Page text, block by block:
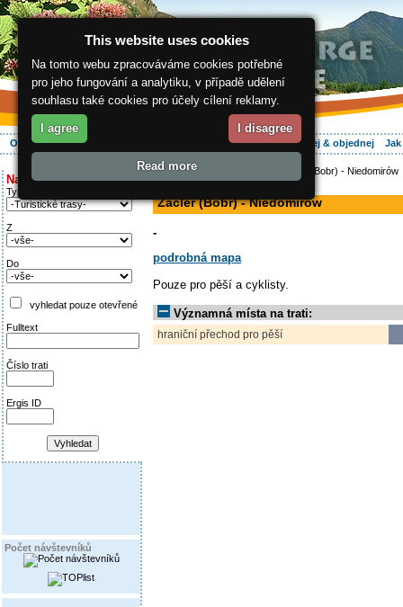
O regionu Aktivně Ubytování Hledej & objednej
Najděte si:
Typ trati
Z
Do
vyhledat pouze otevřené
Fulltext
Číslo trati
Ergis ID
Počet návštevníků
ergis.cz> > Žacléř (Bobr) - Niedomirów
Žacléř (Bobr) - Niedomirów
-
podrobná mapa
Pouze pro pěší a cyklisty.
Významná místa na trati:
hraniční přechod pro pěší
This website uses cookies
Na tomto webu zpracováváme cookies potřebné
pro jeho fungování a analytiku, v případě udělení
souhlasu také cookies pro účely cílení reklamy.
I agree I disagree
Read more